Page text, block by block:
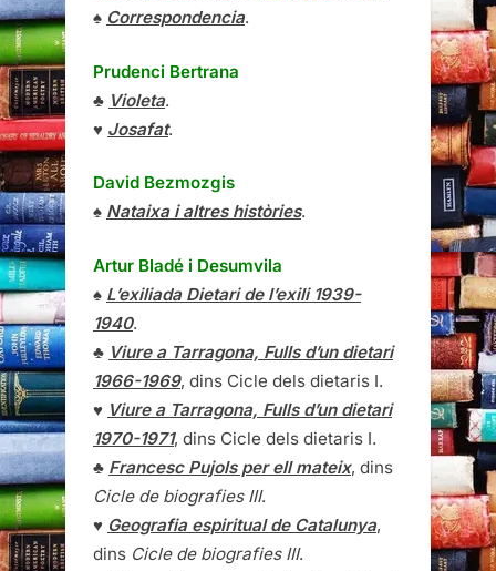
♠ Correspondencia.
Prudenci Bertrana
♣ Violeta.
♥ Josafat.
David Bezmozgis
♠ Nataixa i altres històries.
Artur Bladé i Desumvila
♠ L’exiliada Dietari de l’exili 1939-
1940.
♣ Viure a Tarragona, Fulls d’un dietari
1966-1969, dins Cicle dels dietaris I.
♥ Viure a Tarragona, Fulls d’un dietari
1970-1971, dins Cicle dels dietaris I.
♣ Francesc Pujols per ell mateix, dins
Cicle de biografies III.
♥ Geografia espiritual de Catalunya,
dins Cicle de biografies III.